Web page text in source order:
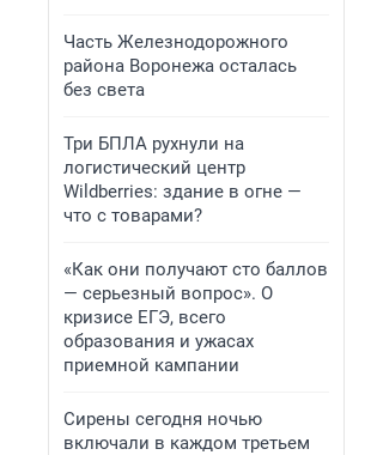
Часть Железнодорожного
района Воронежа осталась
без света
Три БПЛА рухнули на
логистический центр
Wildberries: здание в огне —
что с товарами?
«Как они получают сто баллов
— серьезный вопрос». О
кризисе ЕГЭ, всего
образования и ужасах
приемной кампании
Сирены сегодня ночью
включали в каждом третьем